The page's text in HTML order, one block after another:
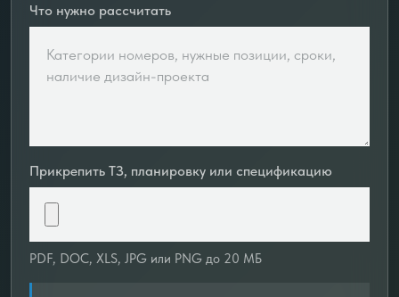
Что нужно рассчитать
Прикрепить ТЗ, планировку или спецификацию
PDF, DOC, XLS, JPG или PNG до 20 МБ